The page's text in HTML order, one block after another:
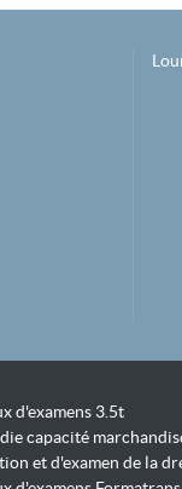
d'examens 3.5t
capacité
et d'examen de la